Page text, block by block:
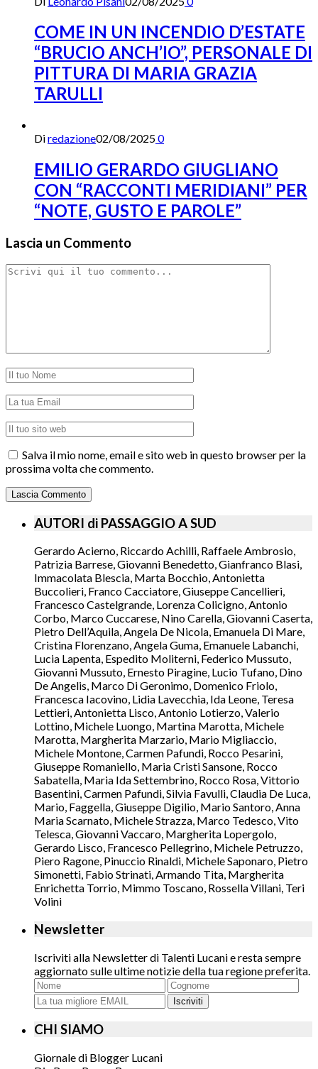
COME IN UN INCENDIO D’ESTATE
“BRUCIO ANCH’IO”, PERSONALE DI
PITTURA DI MARIA GRAZIA
TARULLI
Diredazione02/08/20250
EMILIO GERARDO GIUGLIANO
CON “RACCONTI MERIDIANI” PER
“NOTE, GUSTO E PAROLE”
Lascia un Commento
Salva il mio nome, email e sito web in questo browser per la
prossima volta che commento.
AUTORI di PASSAGGIO A SUD
Gerardo Acierno, Riccardo Achilli, Raffaele Ambrosio,
Patrizia Barrese, Giovanni Benedetto, Gianfranco Blasi,
Immacolata Blescia, Marta Bocchio, Antonietta
Buccolieri, Franco Cacciatore, Giuseppe Cancellieri,
Francesco Castelgrande, Lorenza Colicigno, Antonio
Corbo, Marco Cuccarese, Nino Carella, Giovanni Caserta,
Pietro Dell’Aquila, Angela De Nicola, Emanuela Di Mare,
Cristina Florenzano, Angela Guma, Emanuele Labanchi,
Lucia Lapenta, Espedito Moliterni, Federico Mussuto,
Giovanni Mussuto, Ernesto Piragine, Lucio Tufano, Dino
De Angelis, Marco Di Geronimo, Domenico Friolo,
Francesca Iacovino, Lidia Lavecchia, Ida Leone, Teresa
Lettieri, Antonietta Lisco, Antonio Lotierzo, Valerio
Lottino, Michele Luongo, Martina Marotta, Michele
Marotta, Margherita Marzario, Mario Migliaccio,
Michele Montone, Carmen Pafundi, Rocco Pesarini,
Giuseppe Romaniello, Maria Cristi Sansone, Rocco
Sabatella, Maria Ida Settembrino, Rocco Rosa, Vittorio
Basentini, Carmen Pafundi, Silvia Favulli, Claudia De Luca,
Mario, Faggella, Giuseppe Digilio, Mario Santoro, Anna
Maria Scarnato, Michele Strazza, Marco Tedesco, Vito
Telesca, Giovanni Vaccaro, Margherita Lopergolo,
Gerardo Lisco, Francesco Pellegrino, Michele Petruzzo,
Piero Ragone, Pinuccio Rinaldi, Michele Saponaro, Pietro
Simonetti, Fabio Strinati, Armando Tita, Margherita
Enrichetta Torrio, Mimmo Toscano, Rossella Villani, Teri
Volini
Newsletter
Iscriviti alla Newsletter di Talenti Lucani e resta sempre
aggiornato sulle ultime notizie della tua regione preferita.
Iscriviti
CHI SIAMO
Giornale di Blogger Lucani